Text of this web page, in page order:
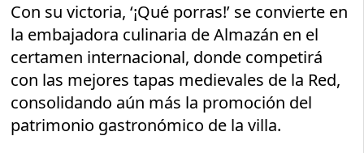
Con su victoria, ‘¡Qué porras!’ se convierte en
la embajadora culinaria de Almazán en el
certamen internacional, donde competirá
con las mejores tapas medievales de la Red,
consolidando aún más la promoción del
patrimonio gastronómico de la villa.